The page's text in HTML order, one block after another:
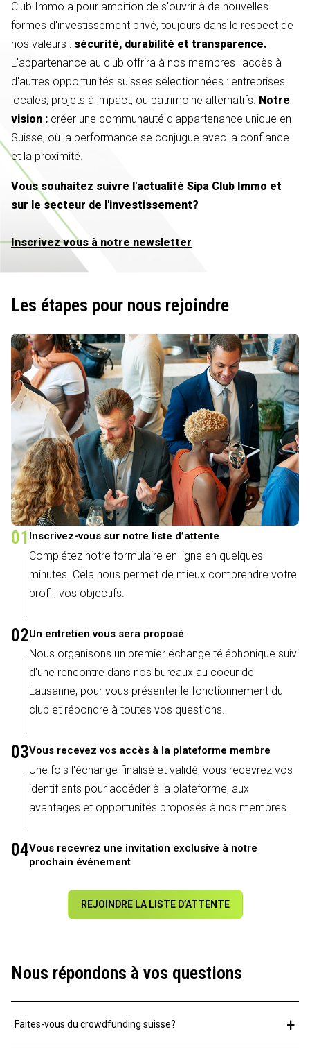
Club Immo a pour ambition de s'ouvrir à de nouvelles
formes d'investissement privé, toujours dans le respect de
nos valeurs : sécurité, durabilité et transparence.
L'appartenance au club offrira à nos membres l'accès à
d'autres opportunités suisses sélectionnées : entreprises
locales, projets à impact, ou patrimoine alternatifs. Notre
vision : créer une communauté d'appartenance unique en
Suisse, où la performance se conjugue avec la confiance
et la proximité.
Vous souhaitez suivre l'actualité Sipa Club Immo et
sur le secteur de l'investissement?
Inscrivez vous à notre newsletter
Les étapes pour nous rejoindre
01 Inscrivez-vous sur notre liste d’attente
Complétez notre formulaire en ligne en quelques
minutes. Cela nous permet de mieux comprendre votre
profil, vos objectifs.
02Un entretien vous sera proposé
Nous organisons un premier échange téléphonique suivi
d'une rencontre dans nos bureaux au coeur de
Lausanne, pour vous présenter le fonctionnement du
club et répondre à toutes vos questions.
03Vous recevez vos accès à la plateforme membre
Une fois l'échange finalisé et validé, vous recevrez vos
identifiants pour accéder à la plateforme, aux
avantages et opportunités proposés à nos membres.
04Vous recevrez une invitation exclusive à notre
prochain événement
REJOINDRE LA LISTE D’ATTENTE
Nous répondons à vos questions
Faites-vous du crowdfunding suisse? +